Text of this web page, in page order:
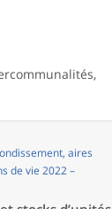
aires
de vie 2022 –